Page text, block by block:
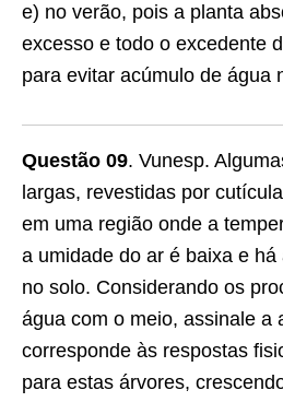
e) no verão, pois a planta
excesso e todo o excedente
para evitar acúmulo de água
Questão 09. Vunesp.
largas, revestidas por
em uma região onde a
a umidade do ar é baixa e
no solo. Considerando os
água com o meio, assinale a
corresponde às respostas
para estas árvores,